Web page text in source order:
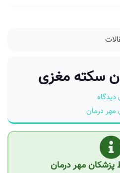
سکته مغزی
دیدگاه
مهر درمان
پزشکان مهر درمان